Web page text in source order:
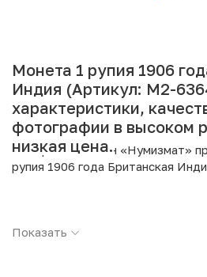
Монета 1 рупия 1906
Индия (Артикул: M2-
характеристики,
фотографии в высоком
низкая цена.
Интернет магазин «Нумизмат»
рупия 1906 года Британская
Страна: Индия (Британская)
Показать